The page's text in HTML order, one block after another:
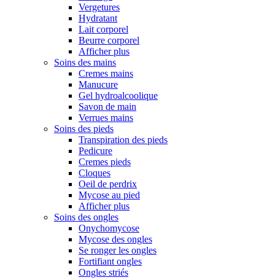
Vergetures
Hydratant
Lait corporel
Beurre corporel
Afficher plus
Soins des mains
Cremes mains
Manucure
Gel hydroalcoolique
Savon de main
Verrues mains
Soins des pieds
Transpiration des pieds
Pedicure
Cremes pieds
Cloques
Oeil de perdrix
Mycose au pied
Afficher plus
Soins des ongles
Onychomycose
Mycose des ongles
Se ronger les ongles
Fortifiant ongles
Ongles striés